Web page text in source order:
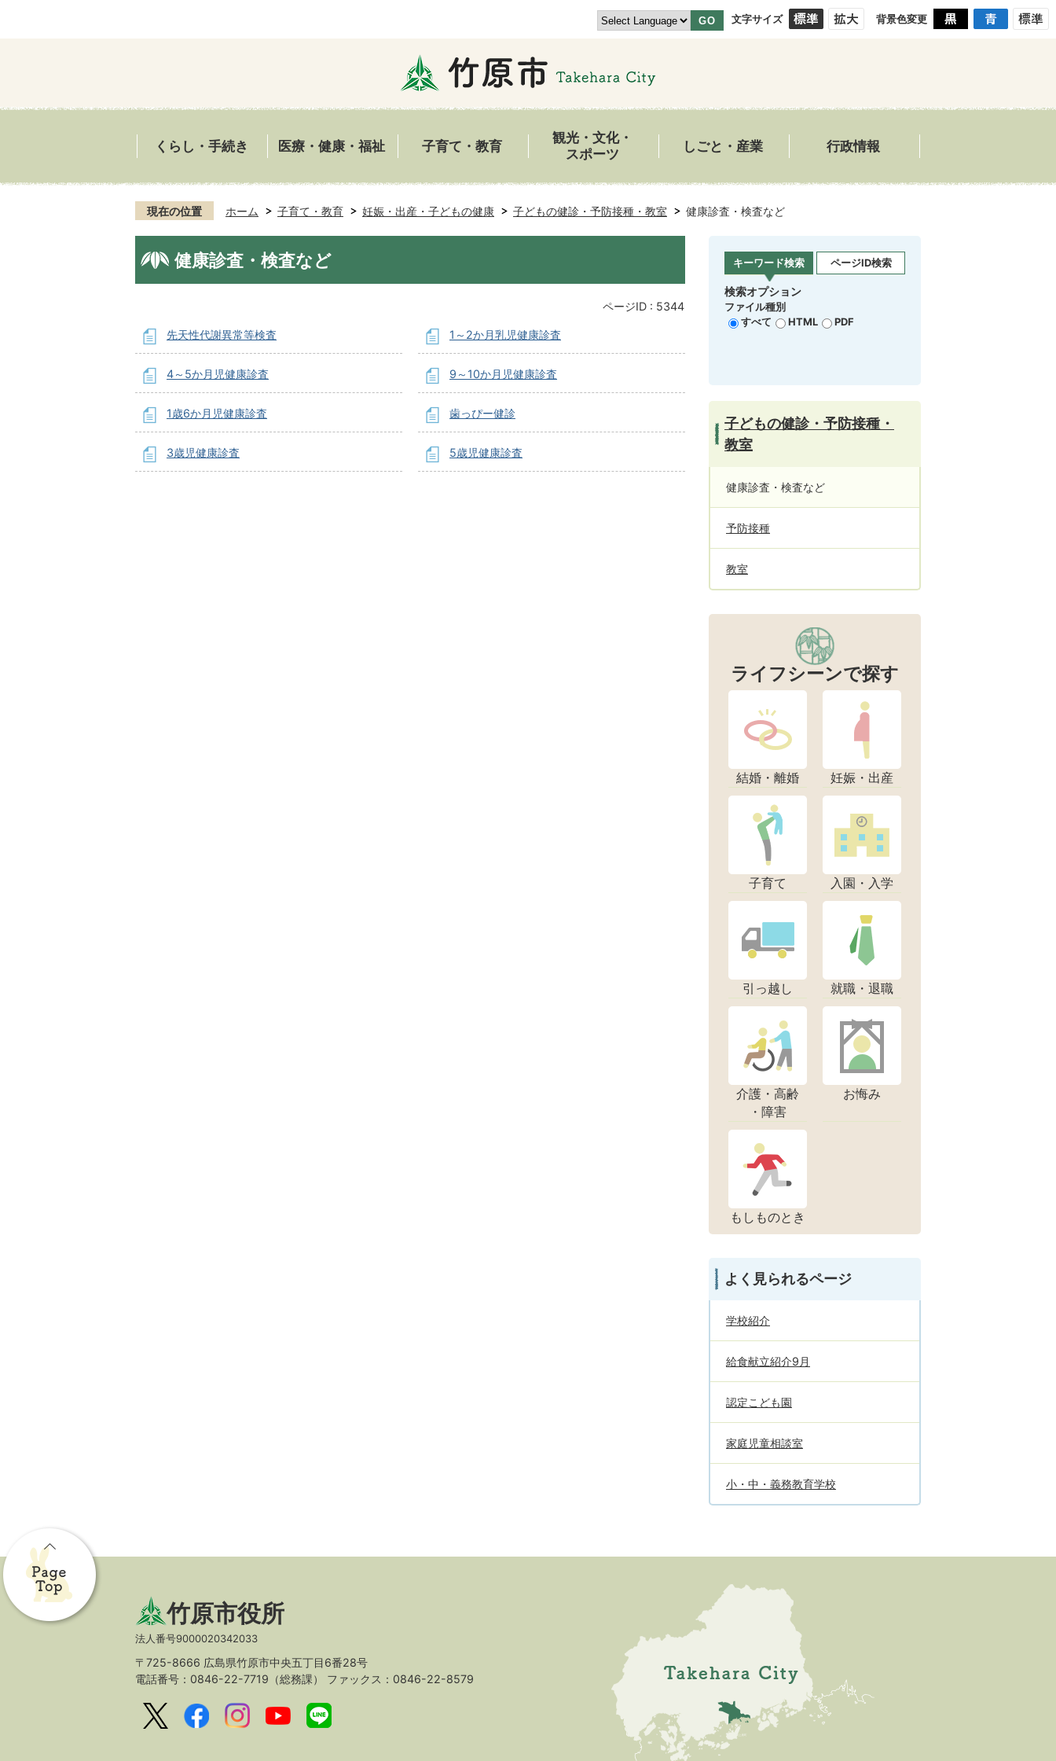
GO 文字サイズ 背景色変更
くらし・手続き 医療・健康・福祉 子育て・教育
観光・文化・
スポーツ
しごと・産業 行政情報
現在の位置 ホーム 子育て・教育 妊娠・出産・子どもの健康 子どもの健診・予防接種・教室 健康診査・検査など
健康診査・検査など
ページID : 5344
先天性代謝異常等検査 1～2か月乳児健康診査
4～5か月児健康診査 9～10か月児健康診査
1歳6か月児健康診査 歯っぴー健診
3歳児健康診査 5歳児健康診査
キーワード検索 ページID検索
検索オプション
ファイル種別
すべて
HTML PDF
子どもの健診・予防接種・
教室
健康診査・検査など
予防接種
教室
ライフシーンで探す
結婚・離婚 妊娠・出産
子育て 入園・入学
引っ越し 就職・退職
介護・高齢
・障害
お悔み
もしものとき
よく見られるページ
学校紹介
給食献立紹介9月
認定こども園
家庭児童相談室
小・中・義務教育学校
竹原市役所
法人番号9000020342033
〒725-8666 広島県竹原市中央五丁目6番28号
電話番号：0846-22-7719（総務課） ファックス：0846-22-8579